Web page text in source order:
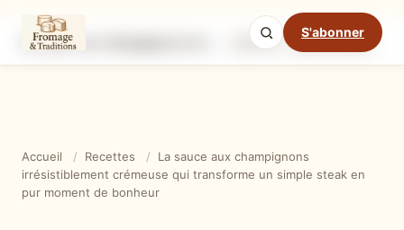
S'abonner
Ingrédients Étapes
Mode cuisine
Accueil / Recettes /
La sauce aux champignons
irrésistiblement crémeuse qui transforme un simple steak en
pur moment de bonheur